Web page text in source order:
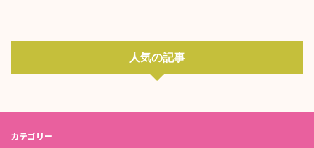
人気の記事
カテゴリー